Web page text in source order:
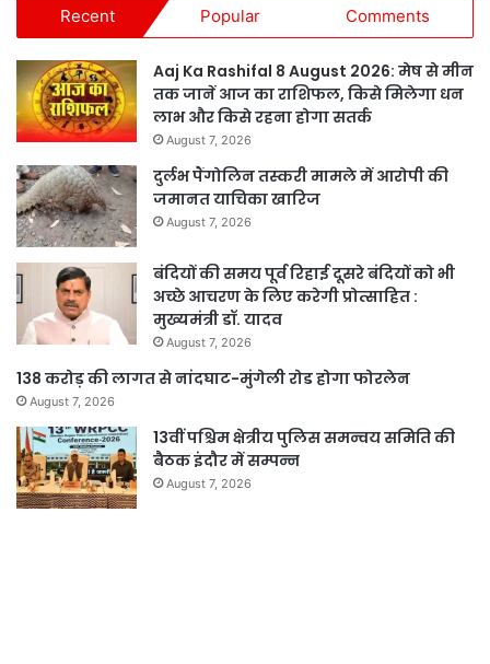
Recent Popular Comments
Aaj Ka Rashifal 8 August 2026: मेष से मीन
तक जानें आज का राशिफल, किसे मिलेगा धन
लाभ और किसे रहना होगा सतर्क
August 7, 2026
दुर्लभ पैंगोलिन तस्करी मामले में आरोपी की
जमानत याचिका खारिज
August 7, 2026
बंदियों की समय पूर्व रिहाई दूसरे बंदियों को भी
अच्छे आचरण के लिए करेगी प्रोत्साहित :
मुख्यमंत्री डॉ. यादव
August 7, 2026
138 करोड़ की लागत से नांदघाट-मुंगेली रोड होगा फोरलेन
August 7, 2026
13वीं पश्चिम क्षेत्रीय पुलिस समन्वय समिति की
बैठक इंदौर में सम्पन्न
August 7, 2026